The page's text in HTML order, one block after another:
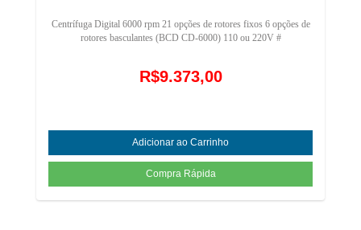
Centrífuga Digital 6000 rpm 21 opções de rotores fixos 6 opções de
rotores basculantes (BCD CD-6000) 110 ou 220V #
R$9.373,00